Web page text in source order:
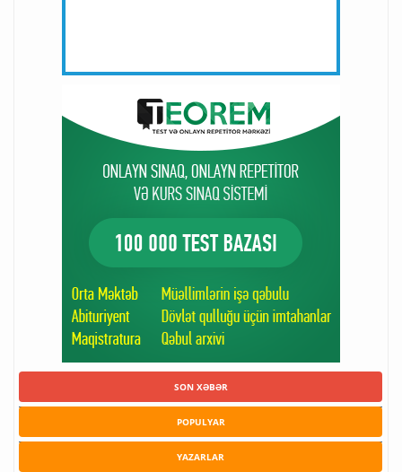
SON XƏBƏR
POPULYAR
YAZARLAR